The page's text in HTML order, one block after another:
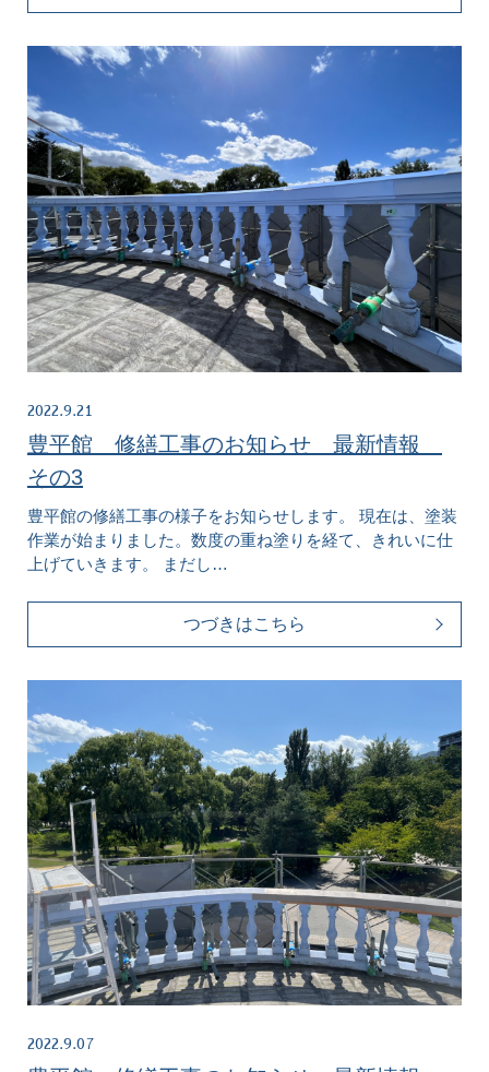
2022.9.21
豊平館 修繕工事のお知らせ 最新情報
その3
豊平館の修繕工事の様子をお知らせします。 現在は、塗装
作業が始まりました。数度の重ね塗りを経て、きれいに仕
上げていきます。 まだし…
つづきはこちら
2022.9.07